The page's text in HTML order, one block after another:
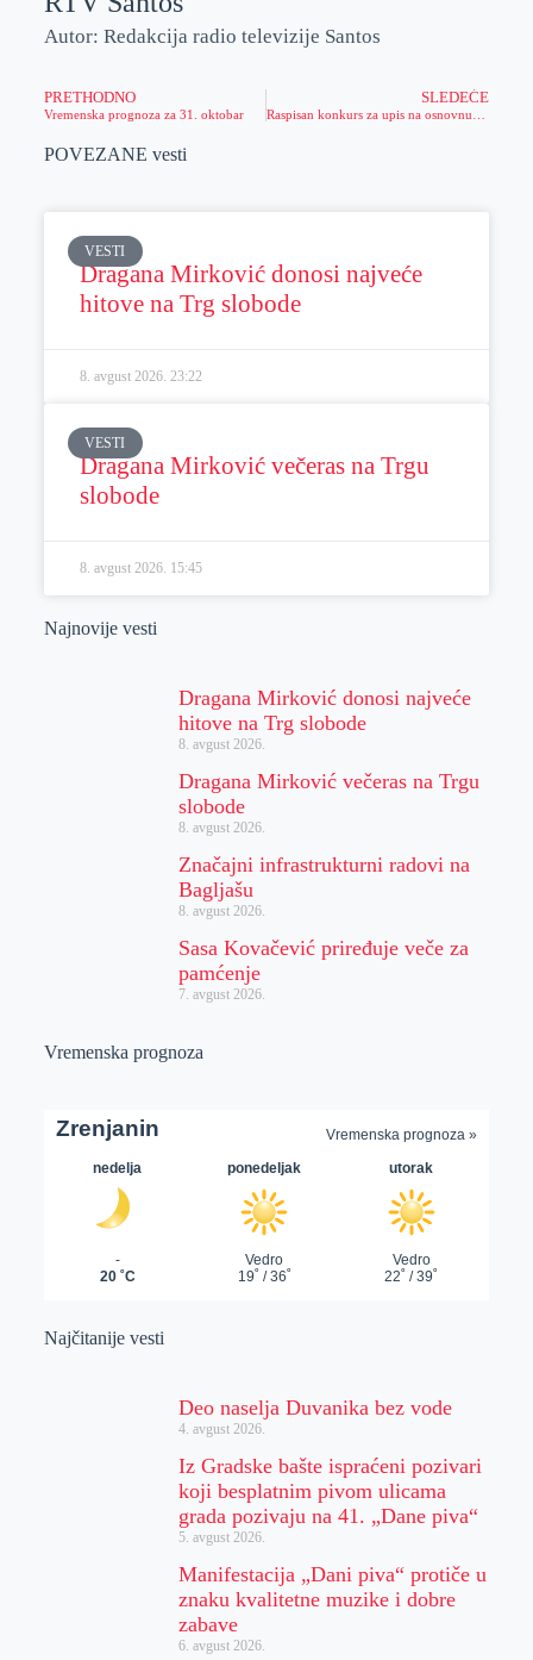
Autor: Redakcija radio televizije Santos
PRETHODNO
Vremenska prognoza za 31. oktobar
SLEDEĆE
POVEZANE vesti
VESTI
Dragana Mirković donosi najveće
hitove na Trg slobode
8. avgust 2026. 23:22
VESTI
Dragana Mirković večeras na Trgu
slobode
8. avgust 2026. 15:45
Najnovije vesti
Dragana Mirković donosi najveće
hitove na Trg slobode
8. avgust 2026.
Dragana Mirković večeras na Trgu
slobode
8. avgust 2026.
Značajni infrastrukturni radovi na
Bagljašu
8. avgust 2026.
Sasa Kovačević priređuje veče za
pamćenje
7. avgust 2026.
Vremenska prognoza
Najčitanije vesti
Deo naselja Duvanika bez vode
4. avgust 2026.
Iz Gradske bašte ispraćeni pozivari
koji besplatnim pivom ulicama
grada pozivaju na 41. „Dane piva“
5. avgust 2026.
Manifestacija „Dani piva“ protiče u
znaku kvalitetne muzike i dobre
zabave
6. avgust 2026.